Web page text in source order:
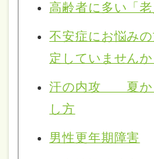
高齢者に多い「老
不安症にお悩み
定していませんか
汗の内攻 夏か
し方
男性更年期障害